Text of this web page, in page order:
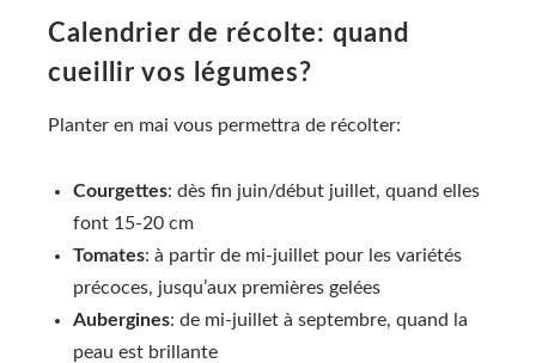
Calendrier de récolte: quand
cueillir vos légumes?
Planter en mai vous permettra de récolter:
Courgettes: dès fin juin/début juillet, quand elles
font 15-20 cm
Tomates: à partir de mi-juillet pour les variétés
précoces, jusqu’aux premières gelées
Aubergines: de mi-juillet à septembre, quand la
peau est brillante